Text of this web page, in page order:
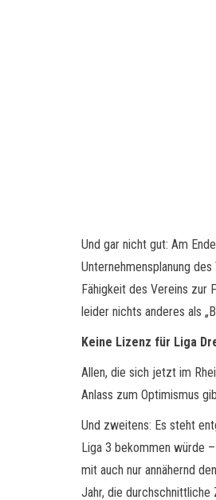
Und gar nicht gut: Am
Unternehmensplanung
Fähigkeit des Vereins zur
leider nichts anderes als
Keine Lizenz für Liga
Allen, die sich jetzt im
Anlass zum Optimismus
Und zweitens: Es steht
Liga 3 bekommen würde
mit auch nur annähernd
Jahr, die durchschnittliche